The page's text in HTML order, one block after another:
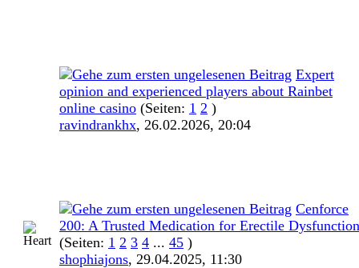
Expert
opinion and experienced players about Rainbet
online casino (Seiten: 1 2 )
ravindrankhx, 26.02.2026, 20:04
Cenforce
200: A Trusted Medication for Erectile Dysfunction
(Seiten: 1 2 3 4 ... 45 )
shophiajons, 29.04.2025, 11:30